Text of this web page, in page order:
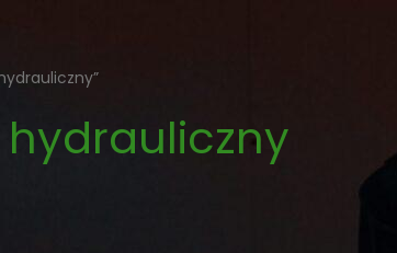
hydrauliczny